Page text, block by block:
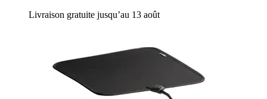
Livraison gratuite jusqu’au 13 août